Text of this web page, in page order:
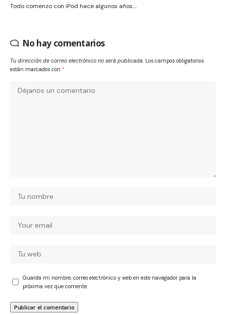
Todo comenzo con iPod hace algunos años....
No hay comentarios
Tu dirección de correo electrónico no será publicada. Los campos obligatorios
están marcados con *
Guarda mi nombre, correo electrónico y web en este navegador para la
próxima vez que comente.